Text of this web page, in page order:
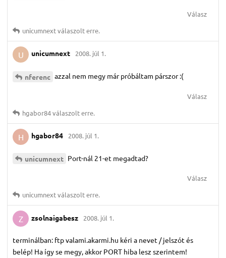
Válasz
unicumnextválaszolt erre.
U unicumnext 2008. júl 1.
nferenc azzal nem megy már próbáltam párszor :(
Válasz
hgabor84válaszolt erre.
H hgabor84 2008. júl 1.
unicumnext Port-nál 21-et megadtad?
Válasz
unicumnextválaszolt erre.
Z zsolnaigabesz 2008. júl 1.
terminálban: ftp valami.akarmi.hu kéri a nevet / jelszót és
belép! Ha így se megy, akkor PORT hiba lesz szerintem!